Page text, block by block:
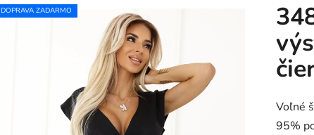
Voľné
95%
DOPRAVA ZADARMO